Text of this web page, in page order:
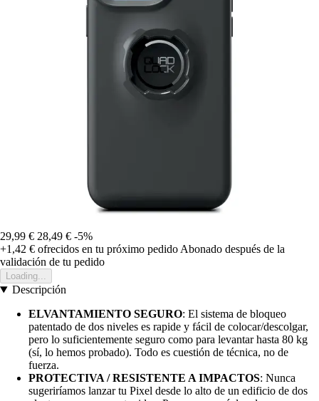
29,99 € 28,49 € -5%
+1,42 € ofrecidos en tu próximo pedido Abonado después de la
validación de tu pedido
Loading...
Descripción
ELVANTAMIENTO SEGURO: El sistema de bloqueo
patentado de dos niveles es rapide y fácil de colocar/descolgar,
pero lo suficientemente seguro como para levantar hasta 80 kg
(sí, lo hemos probado). Todo es cuestión de técnica, no de
fuerza.
PROTECTIVA / RESISTENTE A IMPACTOS: Nunca
sugeriríamos lanzar tu Pixel desde lo alto de un edificio de dos